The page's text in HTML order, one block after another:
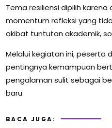
Tema resiliensi dipilih
momentum refleksi yang
akibat tuntutan akademik,
Melalui kegiatan ini, peserta
pentingnya kemampuan
pengalaman sulit sebagai
baru.
BACA JUGA: